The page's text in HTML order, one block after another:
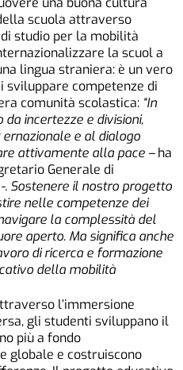
scuola attraverso
studio per la mobilità
la scuol a
lingua straniera: è un vero
sviluppare competenze di
comunità scolastica: “In
da incertezze e divisioni,
ernazionale e al dialogo
attivamente alla pace –ha
Generale di
-. Sostenere il nostro progetto
nelle competenze dei
la complessità del
aperto. Ma significa anche
di ricerca e formazione
della mobilità
l’immersione
gli studenti sviluppano il
più a fondo
globale e costruiscono